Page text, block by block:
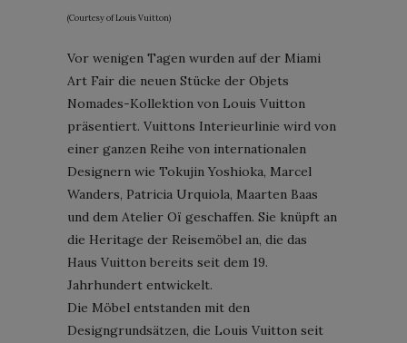
(Courtesy of Louis Vuitton)
Vor wenigen Tagen wurden auf der Miami
Art Fair die neuen Stücke der Objets
Nomades-Kollektion von Louis Vuitton
präsentiert. Vuittons Interieurlinie wird von
einer ganzen Reihe von internationalen
Designern wie Tokujin Yoshioka, Marcel
Wanders, Patricia Urquiola, Maarten Baas
und dem Atelier Oï geschaffen. Sie knüpft an
die Heritage der Reisemöbel an, die das
Haus Vuitton bereits seit dem 19.
Jahrhundert entwickelt.
Die Möbel entstanden mit den
Designgrundsätzen, die Louis Vuitton seit